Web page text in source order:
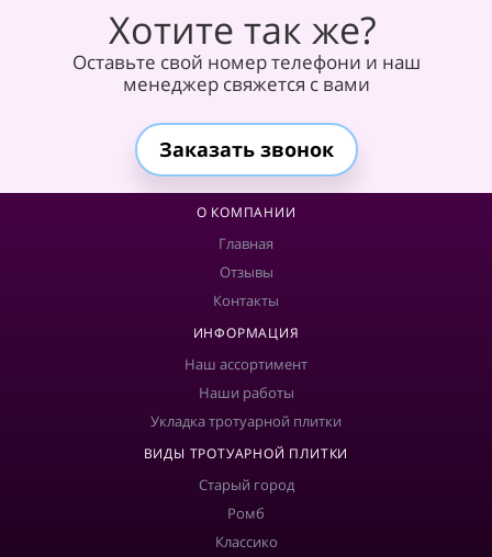
Хотите так же?
Оставьте свой номер телефони и наш
менеджер свяжется с вами
Заказать звонок
О КОМПАНИИ
Главная
Отзывы
Контакты
ИНФОРМАЦИЯ
Наш ассортимент
Наши работы
Укладка тротуарной плитки
ВИДЫ ТРОТУАРНОЙ ПЛИТКИ
Старый город
Ромб
Классико